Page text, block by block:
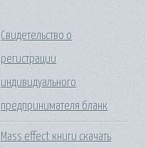
Свидетельство о
регистрации
индивидуального
предпринимателя бланк
Mass effect книги скачать